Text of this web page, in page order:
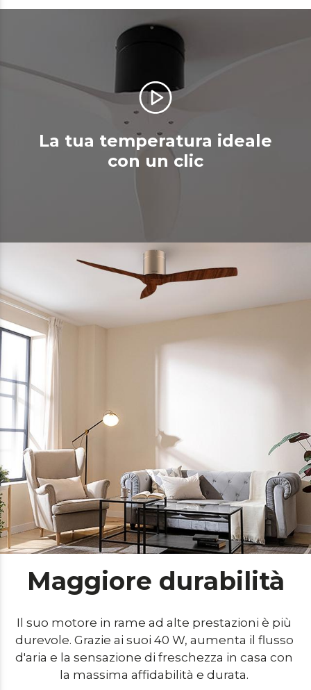
La tua temperatura ideale
con un clic
Maggiore durabilità
Il suo motore in rame ad alte prestazioni è più
durevole. Grazie ai suoi 40 W, aumenta il flusso
d'aria e la sensazione di freschezza in casa con
la massima affidabilità e durata.